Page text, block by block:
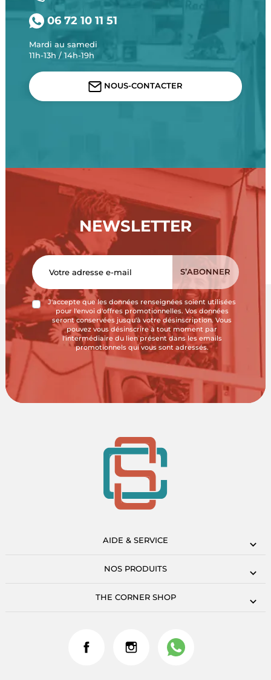
06 72 10 11 51
Mardi au samedi
11h-13h / 14h-19h
NOUS-CONTACTER
NEWSLETTER
J'accepte que les données renseignées soient utilisées
pour l'envoi d'offres promotionnelles. Vos données
seront conservées jusqu'à votre désinscription. Vous
pouvez vous désinscrire à tout moment par
l'intermédiaire du lien présent dans les emails
promotionnels qui vous sont adressés.
AIDE & SERVICE
NOS PRODUITS
THE CORNER SHOP